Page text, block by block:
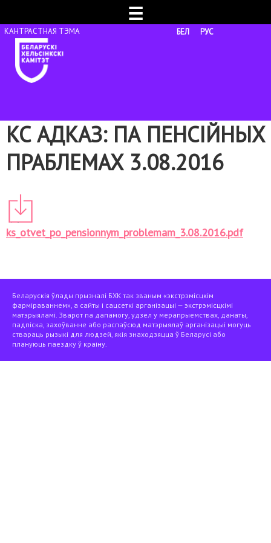
☰
БЕЛ РУС
КС АДКАЗ: ПА ПЕНСІЙНЫХ
ПРАБЛЕМАХ 3.08.2016
ks_otvet_po_pensionnym_problemam_3.08.2016.pdf
Беларускія ўлады прызналі БХК так званым «экстрэмісцкім
фарміраваннем», а сайты і сацсеткі арганізацыі — экстрэмісцкімі
матэрыяламі. Зварот па дапамогу, удзел у мерапрыемствах, данаты,
падпіска, захоўванне або распаўсюд матэрыялаў арганізацыі могуць
ствараць рызыкі для людзей, якія знаходзяцца ў Беларусі або
плануюць паездку ў краіну.